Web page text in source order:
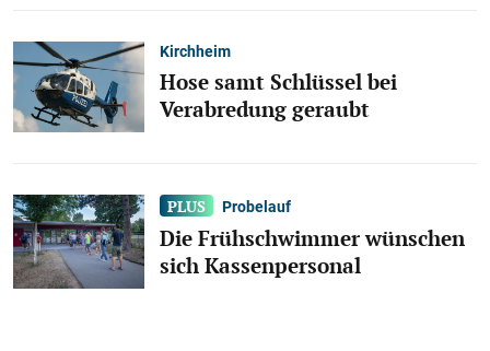
Kirchheim
Hose samt Schlüssel bei
Verabredung geraubt
Probelauf
Die Frühschwimmer wünschen
sich Kassenpersonal